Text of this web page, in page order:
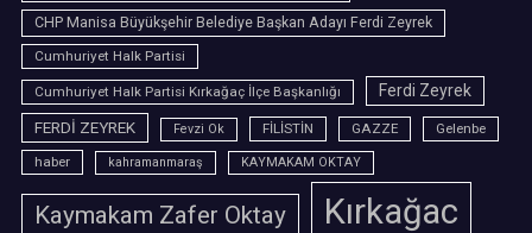
CHP Manisa Büyükşehir Belediye Başkan Adayı Ferdi Zeyrek
Cumhuriyet Halk Partisi
Cumhuriyet Halk Partisi Kırkağaç İlçe Başkanlığı
Ferdi Zeyrek
FERDİ ZEYREK
Fevzi Ok FİLİSTİN GAZZE
Gelenbe
haber
kahramanmaraş KAYMAKAM OKTAY
Kaymakam Zafer Oktay Kırkağac